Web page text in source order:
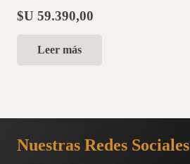
$U 59.390,00
Leer más
Nuestras Redes Sociales